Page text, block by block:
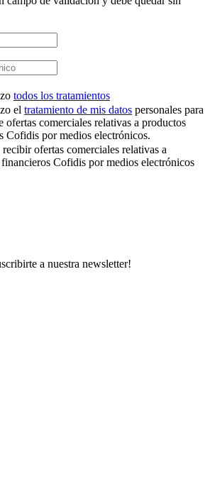
todos los tratamientos
el tratamiento de mis datos personales para
ofertas comerciales relativas a productos
Cofidis por medios electrónicos.
recibir ofertas comerciales relativas a
Cofidis por medios electrónicos
a nuestra newsletter!